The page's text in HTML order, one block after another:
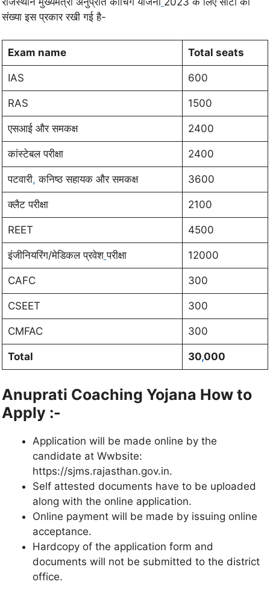
संख्या इस प्रकार रखी गई है-
Exam name Total seats
IAS 600
RAS 1500
एसआई और समकक्ष 2400
कांस्टेबल परीक्षा 2400
पटवारी, कनिष्ठ सहायक और समकक्ष 3600
क्लैट परीक्षा 2100
REET 4500
इंजीनियरिंग/मेडिकल प्रवेश परीक्षा 12000
CAFC 300
CSEET 300
CMFAC 300
Total 30,000
Anuprati Coaching Yojana How to
Apply :-
Application will be made online by the
candidate at Wwbsite:
https://sjms.rajasthan.gov.in.
Self attested documents have to be uploaded
along with the online application.
Online payment will be made by issuing online
acceptance.
Hardcopy of the application form and
documents will not be submitted to the district
office.